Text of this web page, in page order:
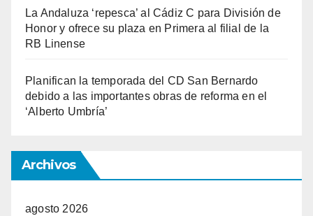
La Andaluza ‘repesca’ al Cádiz C para División de
Honor y ofrece su plaza en Primera al filial de la
RB Linense
Planifican la temporada del CD San Bernardo
debido a las importantes obras de reforma en el
‘Alberto Umbría’
Archivos
agosto 2026